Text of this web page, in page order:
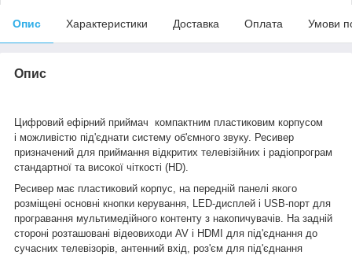
Опис Характеристики Доставка Оплата Умови
Опис
Цифровий ефірний приймач компактним пластиковим корпусом
і можливістю під'єднати систему об'ємного звуку. Ресивер
призначений для приймання відкритих телевізійних і радіопрограм
стандартної та високої чіткості (HD).
Ресивер має пластиковий корпус, на передній панелі якого
розміщені основні кнопки керування, LED-дисплей і USB-порт для
програвання мультимедійного контенту з накопичувачів. На задній
стороні розташовані відеовиходи AV і HDMI для під'єднання до
сучасних телевізорів, антенний вхід, роз'єм для під'єднання